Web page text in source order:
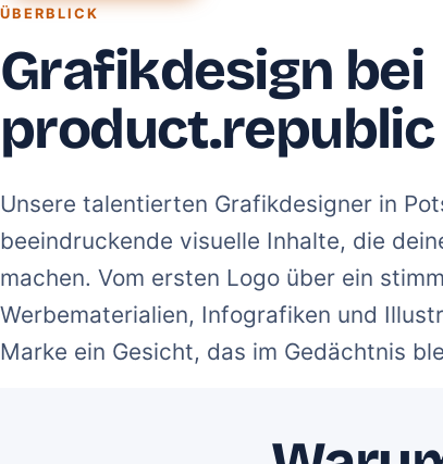
ÜBERBLICK
Grafikdesign bei
product.republic
Unsere talentierten Grafikdesigner in
beeindruckende visuelle Inhalte, die
machen. Vom ersten Logo über ein
Werbematerialien, Infografiken und
Marke ein Gesicht, das im Gedächtnis